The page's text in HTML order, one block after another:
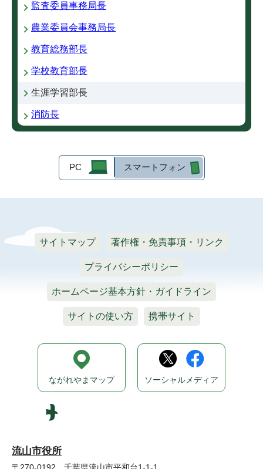
監査委員事務局長
農業委員会事務局長
教育総務部長
学校教育部長
生涯学習部長
消防長
PC スマートフォン
サイトマップ 著作権・免責事項・リンク
プライバシーポリシー
ホームページ基本方針・ガイドライン
サイトの使い方 携帯サイト
流山市役所
ながれやまマップ ソーシャルメディア